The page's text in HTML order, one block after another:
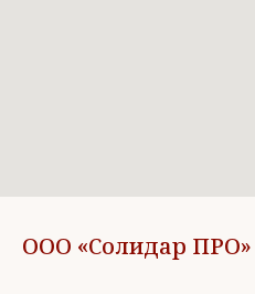
ООО «Солидар ПРО»